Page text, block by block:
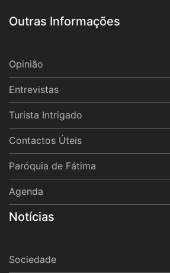
Outras Informações
Opinião
Entrevistas
Turista Intrigado
Contactos Úteis
Paróquia de Fátima
Agenda
Notícias
Sociedade